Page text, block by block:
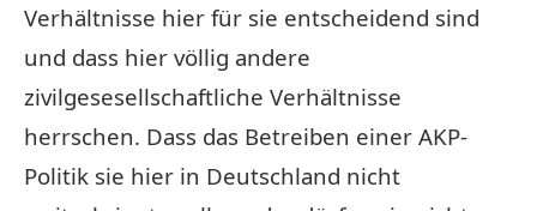
Verhältnisse hier für sie entscheidend sind
und dass hier völlig andere
zivilgesesellschaftliche Verhältnisse
herrschen. Dass das Betreiben einer AKP-
Politik sie hier in Deutschland nicht